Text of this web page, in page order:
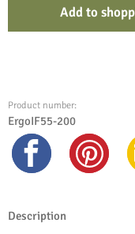
Add to
Product number:
ErgoIF55-200
Description